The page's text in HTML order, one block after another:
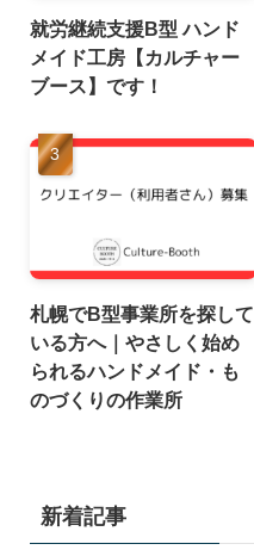
就労継続支援B型 ハンド
メイド工房【カルチャー
ブース】です！
札幌でB型事業所を探して
いる方へ｜やさしく始め
られるハンドメイド・も
のづくりの作業所
新着記事